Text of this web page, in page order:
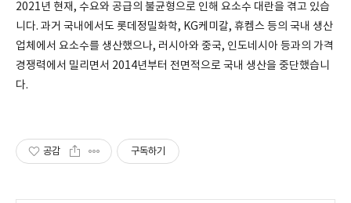
2021년 현재, 수요와 공급의 불균형으로 인해 요소수 대란을 겪고 있습
니다. 과거 국내에서도 롯데정밀화학, KG케미칼, 휴켐스 등의 국내 생산
업체에서 요소수를 생산했으나, 러시아와 중국, 인도네시아 등과의 가격
경쟁력에서 밀리면서 2014년부터 전면적으로 국내 생산을 중단했습니
다.
공감 구독하기